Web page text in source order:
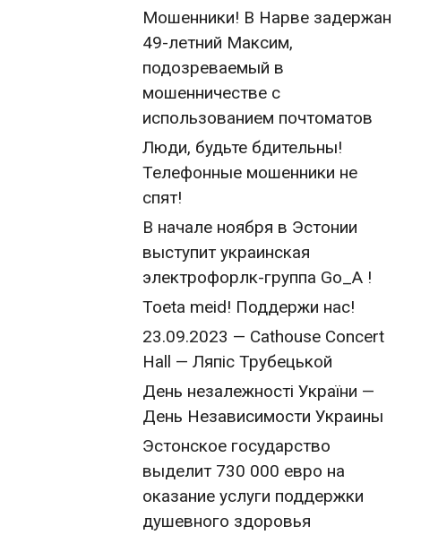
Мошенники! В Нарве задержан
49-летний Максим,
подозреваемый в
мошенничестве с
использованием почтоматов
Люди, будьте бдительны!
Телефонные мошенники не
спят!
В начале ноября в Эстонии
выступит украинская
электрофорлк-группа Go_A !
Toeta meid! Поддержи нас!
23.09.2023 — Cathouse Concert
Hall — Ляпіс Трубецькой
День незалежності України —
День Независимости Украины
Эстонское государство
выделит 730 000 евро на
оказание услуги поддержки
душевного здоровья